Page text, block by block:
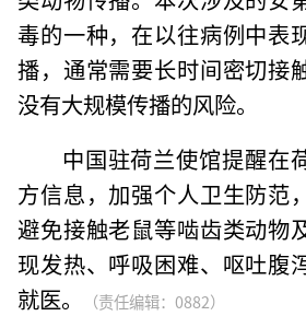
毒的一种，在以往病例中表
播，通常需要长时间密切接
没有大规模传播的风险。
中国驻荷兰使馆提醒在
方信息，加强个人卫生防范
避免接触老鼠等啮齿类动物
现发热、呼吸困难、呕吐腹
就医。
（责任编辑：0882）